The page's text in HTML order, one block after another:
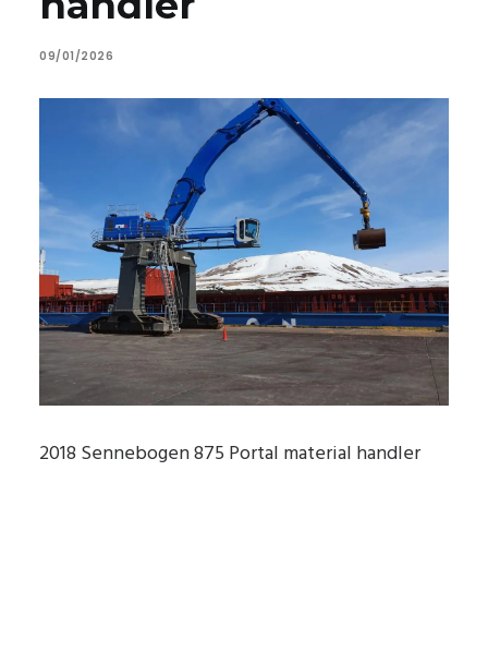
09/01/2026
2018 Sennebogen 875 Portal material handler